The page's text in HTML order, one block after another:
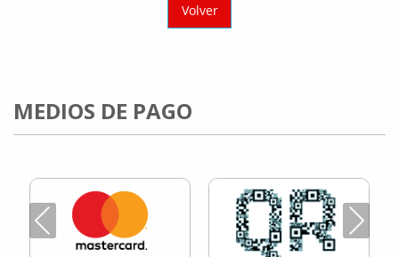
Volver
MEDIOS DE PAGO
Previous Next